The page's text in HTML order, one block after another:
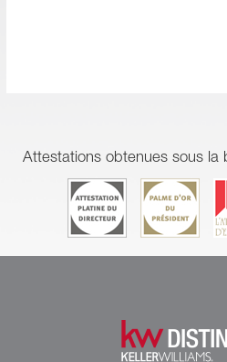
Attestations obtenues sous la